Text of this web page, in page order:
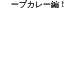
ープカレー編！